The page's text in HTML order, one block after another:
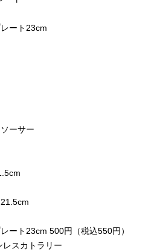
ート23cm
ーサー
ート23cm 500円（税込550円）
スカトラリー